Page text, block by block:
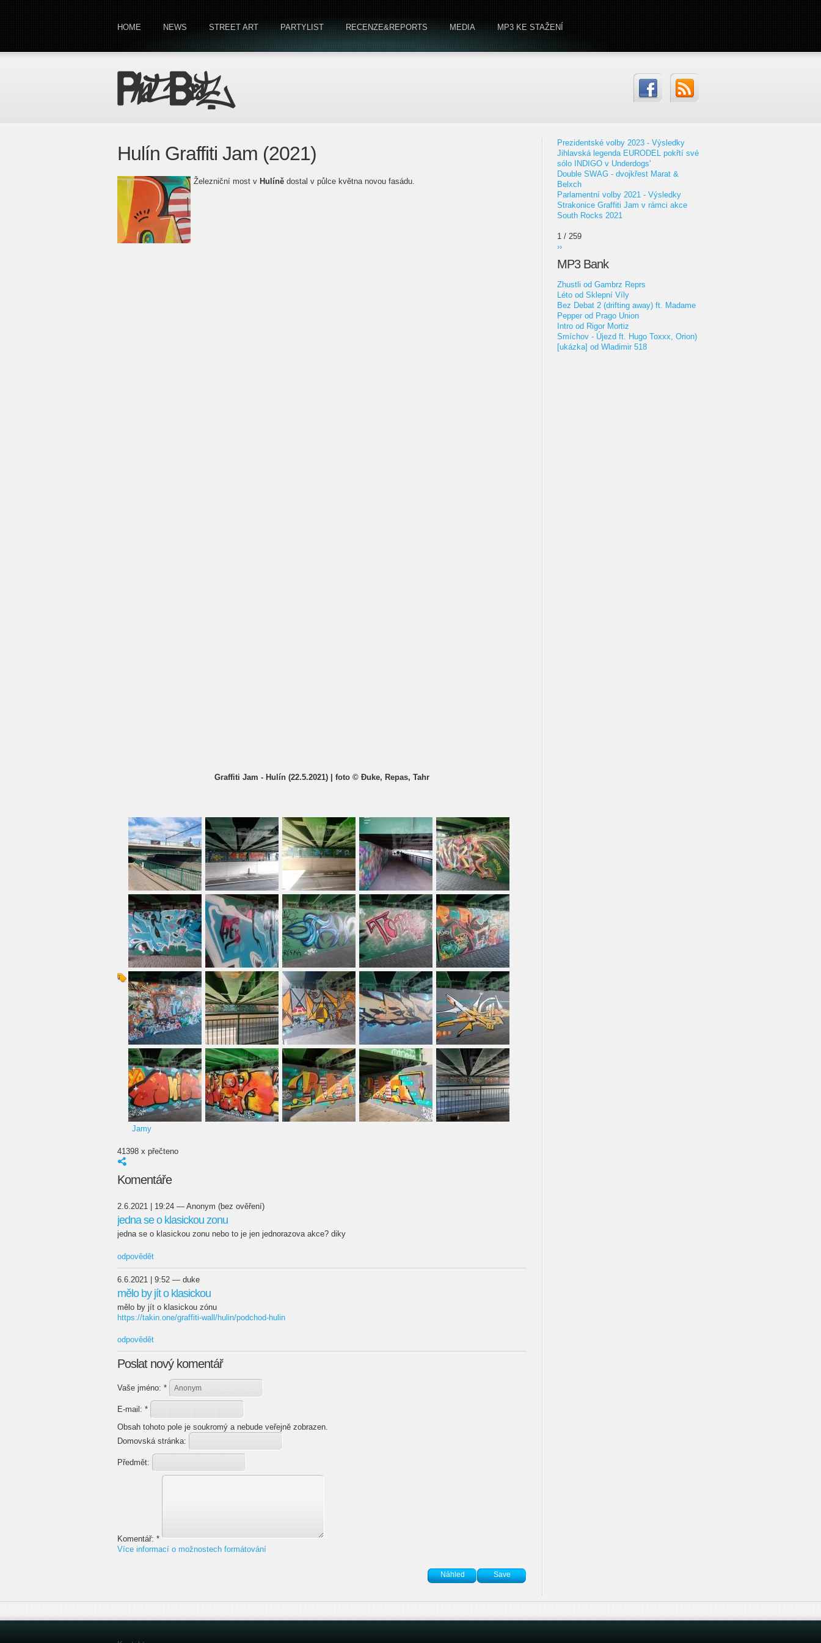
HOME NEWS STREET ART PARTYLIST RECENZE&REPORTS MEDIA MP3 KE STAŽENÍ
Hulín Graffiti Jam (2021)
Železniční most v Hulíně dostal v půlce května novou fasádu.
Graffiti Jam - Hulín (22.5.2021) | foto © Đuke, Repas, Tahr
Jamy
41398 x přečteno
Komentáře
2.6.2021 | 19:24 — Anonym (bez ověření)
jedna se o klasickou zonu
jedna se o klasickou zonu nebo to je jen jednorazova akce? diky
odpovědět
6.6.2021 | 9:52 — duke
mělo by jít o klasickou
mělo by jít o klasickou zónu
https://takin.one/graffiti-wall/hulin/podchod-hulin
odpovědět
Poslat nový komentář
Vaše jméno: *
E-mail: *
Obsah tohoto pole je soukromý a nebude veřejně zobrazen.
Domovská stránka:
Předmět:
Komentář: *
Více informací o možnostech formátování
Prezidentské volby 2023 - Výsledky
Jihlavská legenda EURODEL pokřtí své
sólo INDIGO v Underdogs'
Double SWAG - dvojkřest Marat &
Belxch
Parlamentní volby 2021 - Výsledky
Strakonice Graffiti Jam v rámci akce
South Rocks 2021
1 / 259
››
MP3 Bank
Zhustli od Gambrz Reprs
Léto od Sklepní Víly
Bez Debat 2 (drifting away) ft. Madame
Pepper od Prago Union
Intro od Rigor Mortiz
Smíchov - Újezd ft. Hugo Toxxx, Orion)
[ukázka] od Wladimir 518